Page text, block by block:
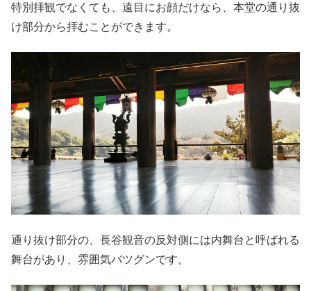
特別拝観でなくても、遠目にお顔だけなら、本堂の通り抜
け部分から拝むことができます。
通り抜け部分の、長谷観音の反対側には内舞台と呼ばれる
舞台があり、雰囲気バツグンです。